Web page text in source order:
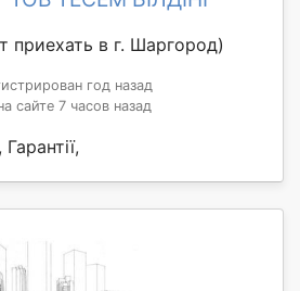
приехать в г. Шаргород)
год назад
сайте 7 часов назад